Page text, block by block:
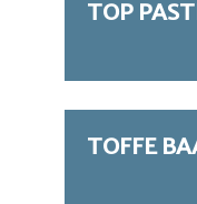
TOP
TOFFE